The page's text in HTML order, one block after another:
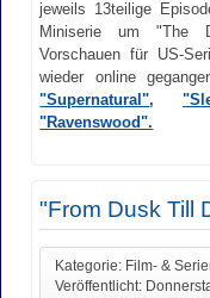
jeweils 13teilige
Miniserie um "The
Vorschauen für US-
wieder online
"Supernatural",
"Ravenswood".
"From Dusk Till
Kategorie: Film- &
Veröffentlicht: